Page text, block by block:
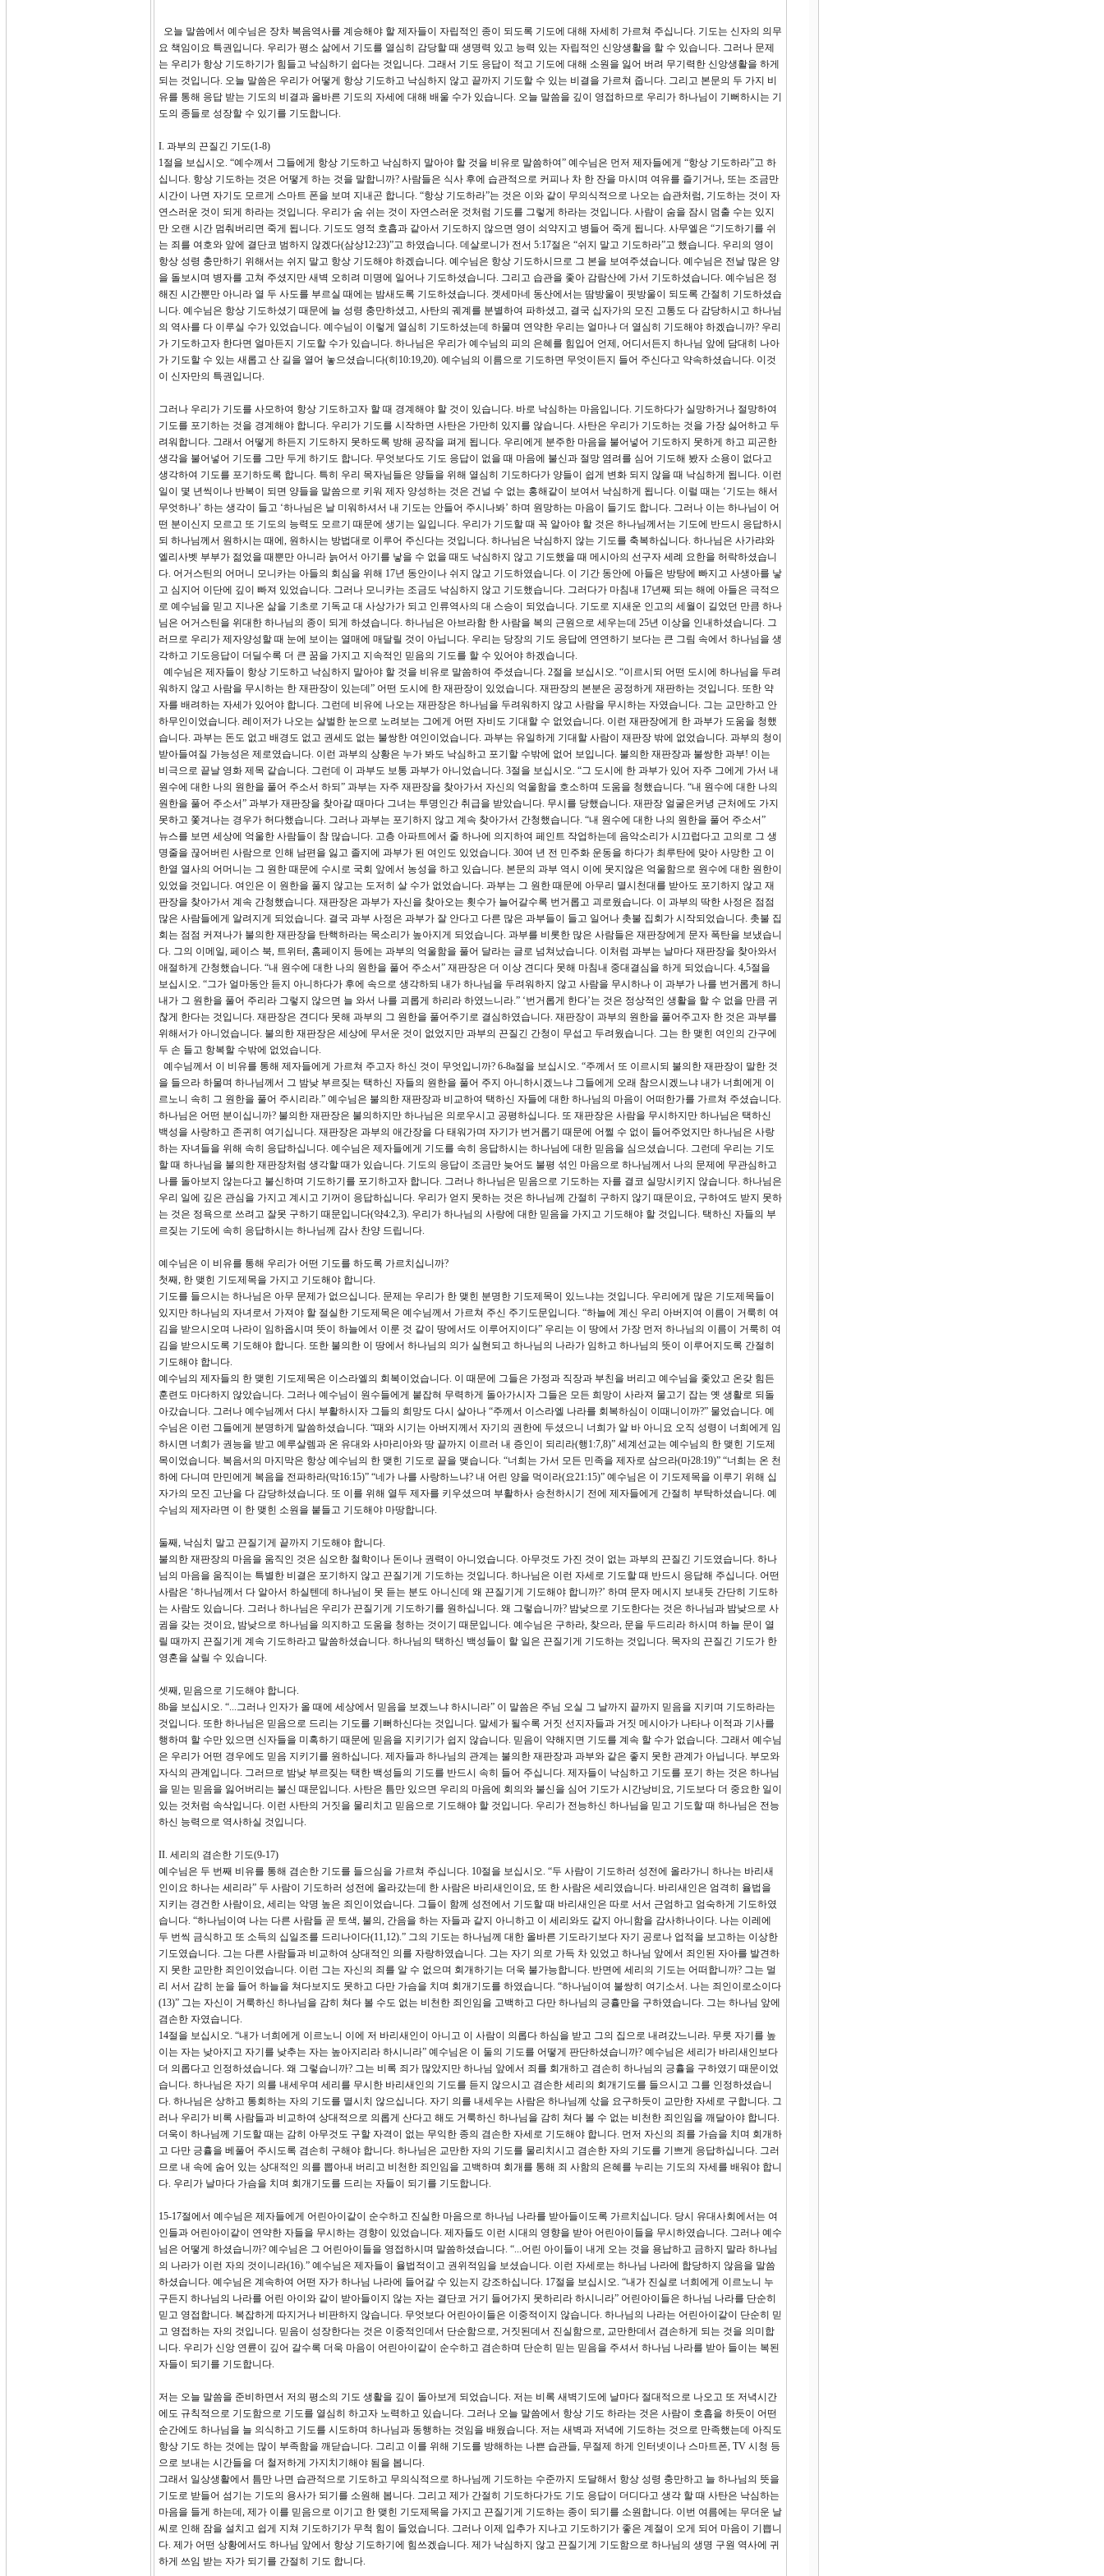
오늘 말씀에서 예수님은 장차 복음역사를 계승해야 할 제자들이 자립적인 종이 되도록 기도에 대해 자세히 가르쳐 주십니다. 기도는 신자의 의무
요 책임이요 특권입니다. 우리가 평소 삶에서 기도를 열심히 감당할 때 생명력 있고 능력 있는 자립적인 신앙생활을 할 수 있습니다. 그러나 문제
는 우리가 항상 기도하기가 힘들고 낙심하기 쉽다는 것입니다. 그래서 기도 응답이 적고 기도에 대해 소원을 잃어 버려 무기력한 신앙생활을 하게
되는 것입니다. 오늘 말씀은 우리가 어떻게 항상 기도하고 낙심하지 않고 끝까지 기도할 수 있는 비결을 가르쳐 줍니다. 그리고 본문의 두 가지 비
유를 통해 응답 받는 기도의 비결과 올바른 기도의 자세에 대해 배울 수가 있습니다. 오늘 말씀을 깊이 영접하므로 우리가 하나님이 기뻐하시는 기
도의 종들로 성장할 수 있기를 기도합니다.
I. 과부의 끈질긴 기도(1-8)
1절을 보십시오. “예수께서 그들에게 항상 기도하고 낙심하지 말아야 할 것을 비유로 말씀하여” 예수님은 먼저 제자들에게 “항상 기도하라”고 하
십니다. 항상 기도하는 것은 어떻게 하는 것을 말합니까? 사람들은 식사 후에 습관적으로 커피나 차 한 잔을 마시며 여유를 즐기거나, 또는 조금만
시간이 나면 자기도 모르게 스마트 폰을 보며 지내곤 합니다. “항상 기도하라”는 것은 이와 같이 무의식적으로 나오는 습관처럼, 기도하는 것이 자
연스러운 것이 되게 하라는 것입니다. 우리가 숨 쉬는 것이 자연스러운 것처럼 기도를 그렇게 하라는 것입니다. 사람이 숨을 잠시 멈출 수는 있지
만 오랜 시간 멈춰버리면 죽게 됩니다. 기도도 영적 호흡과 같아서 기도하지 않으면 영이 쇠약지고 병들어 죽게 됩니다. 사무엘은 “기도하기를 쉬
는 죄를 여호와 앞에 결단코 범하지 않겠다(삼상12:23)”고 하였습니다. 데살로니가 전서 5:17절은 “쉬지 말고 기도하라”고 했습니다. 우리의 영이
항상 성령 충만하기 위해서는 쉬지 말고 항상 기도해야 하겠습니다. 예수님은 항상 기도하시므로 그 본을 보여주셨습니다. 예수님은 전날 많은 양
을 돌보시며 병자를 고쳐 주셨지만 새벽 오히려 미명에 일어나 기도하셨습니다. 그리고 습관을 좇아 감람산에 가서 기도하셨습니다. 예수님은 정
해진 시간뿐만 아니라 열 두 사도를 부르실 때에는 밤새도록 기도하셨습니다. 겟세마네 동산에서는 땀방울이 핏방울이 되도록 간절히 기도하셨습
니다. 예수님은 항상 기도하셨기 때문에 늘 성령 충만하셨고, 사탄의 궤계를 분별하여 파하셨고, 결국 십자가의 모진 고통도 다 감당하시고 하나님
의 역사를 다 이루실 수가 있었습니다. 예수님이 이렇게 열심히 기도하셨는데 하물며 연약한 우리는 얼마나 더 열심히 기도해야 하겠습니까? 우리
가 기도하고자 한다면 얼마든지 기도할 수가 있습니다. 하나님은 우리가 예수님의 피의 은혜를 힘입어 언제, 어디서든지 하나님 앞에 담대히 나아
가 기도할 수 있는 새롭고 산 길을 열어 놓으셨습니다(히10:19,20). 예수님의 이름으로 기도하면 무엇이든지 들어 주신다고 약속하셨습니다. 이것
이 신자만의 특권입니다.
그러나 우리가 기도를 사모하여 항상 기도하고자 할 때 경계해야 할 것이 있습니다. 바로 낙심하는 마음입니다. 기도하다가 실망하거나 절망하여
기도를 포기하는 것을 경계해야 합니다. 우리가 기도를 시작하면 사탄은 가만히 있지를 않습니다. 사탄은 우리가 기도하는 것을 가장 싫어하고 두
려워합니다. 그래서 어떻게 하든지 기도하지 못하도록 방해 공작을 펴게 됩니다. 우리에게 분주한 마음을 불어넣어 기도하지 못하게 하고 피곤한
생각을 불어넣어 기도를 그만 두게 하기도 합니다. 무엇보다도 기도 응답이 없을 때 마음에 불신과 절망 염려를 심어 기도해 봤자 소용이 없다고
생각하여 기도를 포기하도록 합니다. 특히 우리 목자님들은 양들을 위해 열심히 기도하다가 양들이 쉽게 변화 되지 않을 때 낙심하게 됩니다. 이런
일이 몇 년씩이나 반복이 되면 양들을 말씀으로 키워 제자 양성하는 것은 건널 수 없는 홍해같이 보여서 낙심하게 됩니다. 이럴 때는 ‘기도는 해서
무엇하나’ 하는 생각이 들고 ‘하나님은 날 미워하셔서 내 기도는 안들어 주시나봐’ 하며 원망하는 마음이 들기도 합니다. 그러나 이는 하나님이 어
떤 분이신지 모르고 또 기도의 능력도 모르기 때문에 생기는 일입니다. 우리가 기도할 때 꼭 알아야 할 것은 하나님께서는 기도에 반드시 응답하시
되 하나님께서 원하시는 때에, 원하시는 방법대로 이루어 주신다는 것입니다. 하나님은 낙심하지 않는 기도를 축복하십니다. 하나님은 사가랴와
엘리사벳 부부가 젊었을 때뿐만 아니라 늙어서 아기를 낳을 수 없을 때도 낙심하지 않고 기도했을 때 메시아의 선구자 세례 요한을 허락하셨습니
다. 어거스틴의 어머니 모니카는 아들의 회심을 위해 17년 동안이나 쉬지 않고 기도하였습니다. 이 기간 동안에 아들은 방탕에 빠지고 사생아를 낳
고 심지어 이단에 깊이 빠져 있었습니다. 그러나 모니카는 조금도 낙심하지 않고 기도했습니다. 그러다가 마침내 17년째 되는 해에 아들은 극적으
로 예수님을 믿고 지나온 삶을 기초로 기독교 대 사상가가 되고 인류역사의 대 스승이 되었습니다. 기도로 지새운 인고의 세월이 길었던 만큼 하나
님은 어거스틴을 위대한 하나님의 종이 되게 하셨습니다. 하나님은 아브라함 한 사람을 복의 근원으로 세우는데 25년 이상을 인내하셨습니다. 그
러므로 우리가 제자양성할 때 눈에 보이는 열매에 매달릴 것이 아닙니다. 우리는 당장의 기도 응답에 연연하기 보다는 큰 그림 속에서 하나님을 생
각하고 기도응답이 더딜수록 더 큰 꿈을 가지고 지속적인 믿음의 기도를 할 수 있어야 하겠습니다.
예수님은 제자들이 항상 기도하고 낙심하지 말아야 할 것을 비유로 말씀하여 주셨습니다. 2절을 보십시오. “이르시되 어떤 도시에 하나님을 두려
워하지 않고 사람을 무시하는 한 재판장이 있는데” 어떤 도시에 한 재판장이 있었습니다. 재판장의 본분은 공정하게 재판하는 것입니다. 또한 약
자를 배려하는 자세가 있어야 합니다. 그런데 비유에 나오는 재판장은 하나님을 두려워하지 않고 사람을 무시하는 자였습니다. 그는 교만하고 안
하무인이었습니다. 레이저가 나오는 살벌한 눈으로 노려보는 그에게 어떤 자비도 기대할 수 없었습니다. 이런 재판장에게 한 과부가 도움을 청했
습니다. 과부는 돈도 없고 배경도 없고 권세도 없는 불쌍한 여인이었습니다. 과부는 유일하게 기대할 사람이 재판장 밖에 없었습니다. 과부의 청이
받아들여질 가능성은 제로였습니다. 이런 과부의 상황은 누가 봐도 낙심하고 포기할 수밖에 없어 보입니다. 불의한 재판장과 불쌍한 과부! 이는
비극으로 끝날 영화 제목 같습니다. 그런데 이 과부도 보통 과부가 아니었습니다. 3절을 보십시오. “그 도시에 한 과부가 있어 자주 그에게 가서 내
원수에 대한 나의 원한을 풀어 주소서 하되” 과부는 자주 재판장을 찾아가서 자신의 억울함을 호소하며 도움을 청했습니다. “내 원수에 대한 나의
원한을 풀어 주소서” 과부가 재판장을 찾아갈 때마다 그녀는 투명인간 취급을 받았습니다. 무시를 당했습니다. 재판장 얼굴은커녕 근처에도 가지
못하고 쫓겨나는 경우가 허다했습니다. 그러나 과부는 포기하지 않고 계속 찾아가서 간청했습니다. “내 원수에 대한 나의 원한을 풀어 주소서”
뉴스를 보면 세상에 억울한 사람들이 참 많습니다. 고층 아파트에서 줄 하나에 의지하여 페인트 작업하는데 음악소리가 시끄럽다고 고의로 그 생
명줄을 끊어버린 사람으로 인해 남편을 잃고 졸지에 과부가 된 여인도 있었습니다. 30여 년 전 민주화 운동을 하다가 최루탄에 맞아 사망한 고 이
한열 열사의 어머니는 그 원한 때문에 수시로 국회 앞에서 농성을 하고 있습니다. 본문의 과부 역시 이에 못지않은 억울함으로 원수에 대한 원한이
있었을 것입니다. 여인은 이 원한을 풀지 않고는 도저히 살 수가 없었습니다. 과부는 그 원한 때문에 아무리 멸시천대를 받아도 포기하지 않고 재
판장을 찾아가서 계속 간청했습니다. 재판장은 과부가 자신을 찾아오는 횟수가 늘어갈수록 번거롭고 괴로웠습니다. 이 과부의 딱한 사정은 점점
많은 사람들에게 알려지게 되었습니다. 결국 과부 사정은 과부가 잘 안다고 다른 많은 과부들이 들고 일어나 촛불 집회가 시작되었습니다. 촛불 집
회는 점점 커져나가 불의한 재판장을 탄핵하라는 목소리가 높아지게 되었습니다. 과부를 비롯한 많은 사람들은 재판장에게 문자 폭탄을 보냈습니
다. 그의 이메일, 페이스 북, 트위터, 홈페이지 등에는 과부의 억울함을 풀어 달라는 글로 넘쳐났습니다. 이처럼 과부는 날마다 재판장을 찾아와서
애절하게 간청했습니다. “내 원수에 대한 나의 원한을 풀어 주소서” 재판장은 더 이상 견디다 못해 마침내 중대결심을 하게 되었습니다. 4,5절을
보십시오. “그가 얼마동안 듣지 아니하다가 후에 속으로 생각하되 내가 하나님을 두려워하지 않고 사람을 무시하나 이 과부가 나를 번거롭게 하니
내가 그 원한을 풀어 주리라 그렇지 않으면 늘 와서 나를 괴롭게 하리라 하였느니라.” ‘번거롭게 한다’는 것은 정상적인 생활을 할 수 없을 만큼 귀
찮게 한다는 것입니다. 재판장은 견디다 못해 과부의 그 원한을 풀어주기로 결심하였습니다. 재판장이 과부의 원한을 풀어주고자 한 것은 과부를
위해서가 아니었습니다. 불의한 재판장은 세상에 무서운 것이 없었지만 과부의 끈질긴 간청이 무섭고 두려웠습니다. 그는 한 맺힌 여인의 간구에
두 손 들고 항복할 수밖에 없었습니다.
예수님께서 이 비유를 통해 제자들에게 가르쳐 주고자 하신 것이 무엇입니까? 6-8a절을 보십시오. “주께서 또 이르시되 불의한 재판장이 말한 것
을 들으라 하물며 하나님께서 그 밤낮 부르짖는 택하신 자들의 원한을 풀어 주지 아니하시겠느냐 그들에게 오래 참으시겠느냐 내가 너희에게 이
르노니 속히 그 원한을 풀어 주시리라.” 예수님은 불의한 재판장과 비교하여 택하신 자들에 대한 하나님의 마음이 어떠한가를 가르쳐 주셨습니다.
하나님은 어떤 분이십니까? 불의한 재판장은 불의하지만 하나님은 의로우시고 공평하십니다. 또 재판장은 사람을 무시하지만 하나님은 택하신
백성을 사랑하고 존귀히 여기십니다. 재판장은 과부의 애간장을 다 태워가며 자기가 번거롭기 때문에 어쩔 수 없이 들어주었지만 하나님은 사랑
하는 자녀들을 위해 속히 응답하십니다. 예수님은 제자들에게 기도를 속히 응답하시는 하나님에 대한 믿음을 심으셨습니다. 그런데 우리는 기도
할 때 하나님을 불의한 재판장처럼 생각할 때가 있습니다. 기도의 응답이 조금만 늦어도 불평 섞인 마음으로 하나님께서 나의 문제에 무관심하고
나를 돌아보지 않는다고 불신하며 기도하기를 포기하고자 합니다. 그러나 하나님은 믿음으로 기도하는 자를 결코 실망시키지 않습니다. 하나님은
우리 일에 깊은 관심을 가지고 계시고 기꺼이 응답하십니다. 우리가 얻지 못하는 것은 하나님께 간절히 구하지 않기 때문이요, 구하여도 받지 못하
는 것은 정욕으로 쓰려고 잘못 구하기 때문입니다(약4:2,3). 우리가 하나님의 사랑에 대한 믿음을 가지고 기도해야 할 것입니다. 택하신 자들의 부
르짖는 기도에 속히 응답하시는 하나님께 감사 찬양 드립니다.
예수님은 이 비유를 통해 우리가 어떤 기도를 하도록 가르치십니까?
첫째, 한 맺힌 기도제목을 가지고 기도해야 합니다.
기도를 들으시는 하나님은 아무 문제가 없으십니다. 문제는 우리가 한 맺힌 분명한 기도제목이 있느냐는 것입니다. 우리에게 많은 기도제목들이
있지만 하나님의 자녀로서 가져야 할 절실한 기도제목은 예수님께서 가르쳐 주신 주기도문입니다. “하늘에 계신 우리 아버지여 이름이 거룩히 여
김을 받으시오며 나라이 임하옵시며 뜻이 하늘에서 이룬 것 같이 땅에서도 이루어지이다” 우리는 이 땅에서 가장 먼저 하나님의 이름이 거룩히 여
김을 받으시도록 기도해야 합니다. 또한 불의한 이 땅에서 하나님의 의가 실현되고 하나님의 나라가 임하고 하나님의 뜻이 이루어지도록 간절히
기도해야 합니다.
예수님의 제자들의 한 맺힌 기도제목은 이스라엘의 회복이었습니다. 이 때문에 그들은 가정과 직장과 부친을 버리고 예수님을 좇았고 온갖 힘든
훈련도 마다하지 않았습니다. 그러나 예수님이 원수들에게 붙잡혀 무력하게 돌아가시자 그들은 모든 희망이 사라져 물고기 잡는 옛 생활로 되돌
아갔습니다. 그러나 예수님께서 다시 부활하시자 그들의 희망도 다시 살아나 “주께서 이스라엘 나라를 회복하심이 이때니이까?” 물었습니다. 예
수님은 이런 그들에게 분명하게 말씀하셨습니다. “때와 시기는 아버지께서 자기의 권한에 두셨으니 너희가 알 바 아니요 오직 성령이 너희에게 임
하시면 너희가 권능을 받고 예루살렘과 온 유대와 사마리아와 땅 끝까지 이르러 내 증인이 되리라(행1:7,8)” 세계선교는 예수님의 한 맺힌 기도제
목이었습니다. 복음서의 마지막은 항상 예수님의 한 맺힌 기도로 끝을 맺습니다. “너희는 가서 모든 민족을 제자로 삼으라(마28:19)” “너희는 온 천
하에 다니며 만민에게 복음을 전파하라(막16:15)” “네가 나를 사랑하느냐? 내 어린 양을 먹이라(요21:15)” 예수님은 이 기도제목을 이루기 위해 십
자가의 모진 고난을 다 감당하셨습니다. 또 이를 위해 열두 제자를 키우셨으며 부활하사 승천하시기 전에 제자들에게 간절히 부탁하셨습니다. 예
수님의 제자라면 이 한 맺힌 소원을 붙들고 기도해야 마땅합니다.
둘째, 낙심치 말고 끈질기게 끝까지 기도해야 합니다.
불의한 재판장의 마음을 움직인 것은 심오한 철학이나 돈이나 권력이 아니었습니다. 아무것도 가진 것이 없는 과부의 끈질긴 기도였습니다. 하나
님의 마음을 움직이는 특별한 비결은 포기하지 않고 끈질기게 기도하는 것입니다. 하나님은 이런 자세로 기도할 때 반드시 응답해 주십니다. 어떤
사람은 ‘하나님께서 다 알아서 하실텐데 하나님이 못 듣는 분도 아니신데 왜 끈질기게 기도해야 합니까?’ 하며 문자 메시지 보내듯 간단히 기도하
는 사람도 있습니다. 그러나 하나님은 우리가 끈질기게 기도하기를 원하십니다. 왜 그렇습니까? 밤낮으로 기도한다는 것은 하나님과 밤낮으로 사
귐을 갖는 것이요, 밤낮으로 하나님을 의지하고 도움을 청하는 것이기 때문입니다. 예수님은 구하라, 찾으라, 문을 두드리라 하시며 하늘 문이 열
릴 때까지 끈질기게 계속 기도하라고 말씀하셨습니다. 하나님의 택하신 백성들이 할 일은 끈질기게 기도하는 것입니다. 목자의 끈질긴 기도가 한
영혼을 살릴 수 있습니다.
셋째, 믿음으로 기도해야 합니다.
8b을 보십시오. “...그러나 인자가 올 때에 세상에서 믿음을 보겠느냐 하시니라” 이 말씀은 주님 오실 그 날까지 끝까지 믿음을 지키며 기도하라는
것입니다. 또한 하나님은 믿음으로 드리는 기도를 기뻐하신다는 것입니다. 말세가 될수록 거짓 선지자들과 거짓 메시아가 나타나 이적과 기사를
행하며 할 수만 있으면 신자들을 미혹하기 때문에 믿음을 지키기가 쉽지 않습니다. 믿음이 약해지면 기도를 계속 할 수가 없습니다. 그래서 예수님
은 우리가 어떤 경우에도 믿음 지키기를 원하십니다. 제자들과 하나님의 관계는 불의한 재판장과 과부와 같은 좋지 못한 관계가 아닙니다. 부모와
자식의 관계입니다. 그러므로 밤낮 부르짖는 택한 백성들의 기도를 반드시 속히 들어 주십니다. 제자들이 낙심하고 기도를 포기 하는 것은 하나님
을 믿는 믿음을 잃어버리는 불신 때문입니다. 사탄은 틈만 있으면 우리의 마음에 회의와 불신을 심어 기도가 시간낭비요, 기도보다 더 중요한 일이
있는 것처럼 속삭입니다. 이런 사탄의 거짓을 물리치고 믿음으로 기도해야 할 것입니다. 우리가 전능하신 하나님을 믿고 기도할 때 하나님은 전능
하신 능력으로 역사하실 것입니다.
II. 세리의 겸손한 기도(9-17)
예수님은 두 번째 비유를 통해 겸손한 기도를 들으심을 가르쳐 주십니다. 10절을 보십시오. “두 사람이 기도하러 성전에 올라가니 하나는 바리새
인이요 하나는 세리라” 두 사람이 기도하러 성전에 올라갔는데 한 사람은 바리새인이요, 또 한 사람은 세리였습니다. 바리새인은 엄격히 율법을
지키는 경건한 사람이요, 세리는 악명 높은 죄인이었습니다. 그들이 함께 성전에서 기도할 때 바리새인은 따로 서서 근엄하고 엄숙하게 기도하였
습니다. “하나님이여 나는 다른 사람들 곧 토색, 불의, 간음을 하는 자들과 같지 아니하고 이 세리와도 같지 아니함을 감사하나이다. 나는 이레에
두 번씩 금식하고 또 소득의 십일조를 드리나이다(11,12).” 그의 기도는 하나님께 대한 올바른 기도라기보다 자기 공로나 업적을 보고하는 이상한
기도였습니다. 그는 다른 사람들과 비교하여 상대적인 의를 자랑하였습니다. 그는 자기 의로 가득 차 있었고 하나님 앞에서 죄인된 자아를 발견하
지 못한 교만한 죄인이었습니다. 이런 그는 자신의 죄를 알 수 없으며 회개하기는 더욱 불가능합니다. 반면에 세리의 기도는 어떠합니까? 그는 멀
리 서서 감히 눈을 들어 하늘을 쳐다보지도 못하고 다만 가슴을 치며 회개기도를 하였습니다. “하나님이여 불쌍히 여기소서. 나는 죄인이로소이다
(13)” 그는 자신이 거룩하신 하나님을 감히 쳐다 볼 수도 없는 비천한 죄인임을 고백하고 다만 하나님의 긍휼만을 구하였습니다. 그는 하나님 앞에
겸손한 자였습니다.
14절을 보십시오. “내가 너희에게 이르노니 이에 저 바리새인이 아니고 이 사람이 의롭다 하심을 받고 그의 집으로 내려갔느니라. 무릇 자기를 높
이는 자는 낮아지고 자기를 낮추는 자는 높아지리라 하시니라” 예수님은 이 둘의 기도를 어떻게 판단하셨습니까? 예수님은 세리가 바리새인보다
더 의롭다고 인정하셨습니다. 왜 그렇습니까? 그는 비록 죄가 많았지만 하나님 앞에서 죄를 회개하고 겸손히 하나님의 긍휼을 구하였기 때문이었
습니다. 하나님은 자기 의를 내세우며 세리를 무시한 바리새인의 기도를 듣지 않으시고 겸손한 세리의 회개기도를 들으시고 그를 인정하셨습니
다. 하나님은 상하고 통회하는 자의 기도를 멸시치 않으십니다. 자기 의를 내세우는 사람은 하나님께 삯을 요구하듯이 교만한 자세로 구합니다. 그
러나 우리가 비록 사람들과 비교하여 상대적으로 의롭게 산다고 해도 거룩하신 하나님을 감히 쳐다 볼 수 없는 비천한 죄인임을 깨달아야 합니다.
더욱이 하나님께 기도할 때는 감히 아무것도 구할 자격이 없는 무익한 종의 겸손한 자세로 기도해야 합니다. 먼저 자신의 죄를 가슴을 치며 회개하
고 다만 긍휼을 베풀어 주시도록 겸손히 구해야 합니다. 하나님은 교만한 자의 기도를 물리치시고 겸손한 자의 기도를 기쁘게 응답하십니다. 그러
므로 내 속에 숨어 있는 상대적인 의를 뽑아내 버리고 비천한 죄인임을 고백하며 회개를 통해 죄 사함의 은혜를 누리는 기도의 자세를 배워야 합니
다. 우리가 날마다 가슴을 치며 회개기도를 드리는 자들이 되기를 기도합니다.
15-17절에서 예수님은 제자들에게 어린아이같이 순수하고 진실한 마음으로 하나님 나라를 받아들이도록 가르치십니다. 당시 유대사회에서는 여
인들과 어린아이같이 연약한 자들을 무시하는 경향이 있었습니다. 제자들도 이런 시대의 영향을 받아 어린아이들을 무시하였습니다. 그러나 예수
님은 어떻게 하셨습니까? 예수님은 그 어린아이들을 영접하시며 말씀하셨습니다. “...어린 아이들이 내게 오는 것을 용납하고 금하지 말라 하나님
의 나라가 이런 자의 것이니라(16).” 예수님은 제자들이 율법적이고 권위적임을 보셨습니다. 이런 자세로는 하나님 나라에 합당하지 않음을 말씀
하셨습니다. 예수님은 계속하여 어떤 자가 하나님 나라에 들어갈 수 있는지 강조하십니다. 17절을 보십시오. “내가 진실로 너희에게 이르노니 누
구든지 하나님의 나라를 어린 아이와 같이 받아들이지 않는 자는 결단코 거기 들어가지 못하리라 하시니라” 어린아이들은 하나님 나라를 단순히
믿고 영접합니다. 복잡하게 따지거나 비판하지 않습니다. 무엇보다 어린아이들은 이중적이지 않습니다. 하나님의 나라는 어린아이같이 단순히 믿
고 영접하는 자의 것입니다. 믿음이 성장한다는 것은 이중적인데서 단순함으로, 거짓된데서 진실함으로, 교만한데서 겸손하게 되는 것을 의미합
니다. 우리가 신앙 연륜이 깊어 갈수록 더욱 마음이 어린아이같이 순수하고 겸손하며 단순히 믿는 믿음을 주셔서 하나님 나라를 받아 들이는 복된
자들이 되기를 기도합니다.
저는 오늘 말씀을 준비하면서 저의 평소의 기도 생활을 깊이 돌아보게 되었습니다. 저는 비록 새벽기도에 날마다 절대적으로 나오고 또 저녁시간
에도 규칙적으로 기도함으로 기도를 열심히 하고자 노력하고 있습니다. 그러나 오늘 말씀에서 항상 기도 하라는 것은 사람이 호흡을 하듯이 어떤
순간에도 하나님을 늘 의식하고 기도를 시도하며 하나님과 동행하는 것임을 배웠습니다. 저는 새벽과 저녁에 기도하는 것으로 만족했는데 아직도
항상 기도 하는 것에는 많이 부족함을 깨닫습니다. 그리고 이를 위해 기도를 방해하는 나쁜 습관들, 무절제 하게 인터넷이나 스마트폰, TV 시청 등
으로 보내는 시간들을 더 철저하게 가지치기해야 됨을 봅니다.
그래서 일상생활에서 틈만 나면 습관적으로 기도하고 무의식적으로 하나님께 기도하는 수준까지 도달해서 항상 성령 충만하고 늘 하나님의 뜻을
기도로 받들어 섬기는 기도의 용사가 되기를 소원해 봅니다. 그리고 제가 간절히 기도하다가도 기도 응답이 더디다고 생각 할 때 사탄은 낙심하는
마음을 들게 하는데, 제가 이를 믿음으로 이기고 한 맺힌 기도제목을 가지고 끈질기게 기도하는 종이 되기를 소원합니다. 이번 여름에는 무더운 날
씨로 인해 잠을 설치고 쉽게 지쳐 기도하기가 무척 힘이 들었습니다. 그러나 이제 입추가 지나고 기도하기가 좋은 계절이 오게 되어 마음이 기쁩니
다. 제가 어떤 상황에서도 하나님 앞에서 항상 기도하기에 힘쓰겠습니다. 제가 낙심하지 않고 끈질기게 기도함으로 하나님의 생명 구원 역사에 귀
하게 쓰임 받는 자가 되기를 간절히 기도 합니다.